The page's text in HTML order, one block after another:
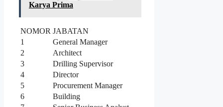
Karya Prima
NOMOR JABATAN
1
General Manager
2
Architect
3
Drilling Supervisor
4
Director
5
Procurement Manager
6
Building